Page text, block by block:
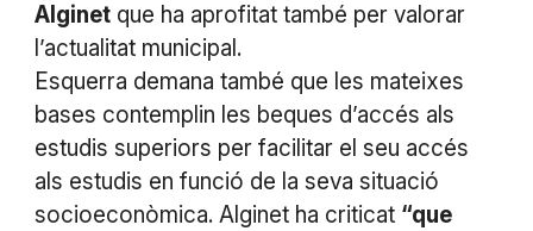
Alginetque ha aprofitat també per valorar
l’actualitat municipal.
Esquerra demana també que les mateixes
bases contemplin les beques d’accés als
estudis superiors per facilitar el seu accés
als estudis en funció de la seva situació
socioeconòmica. Alginet ha criticat “que